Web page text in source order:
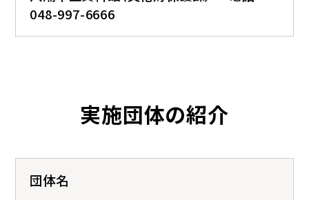
048-997-6666
実施団体の紹介
団体名